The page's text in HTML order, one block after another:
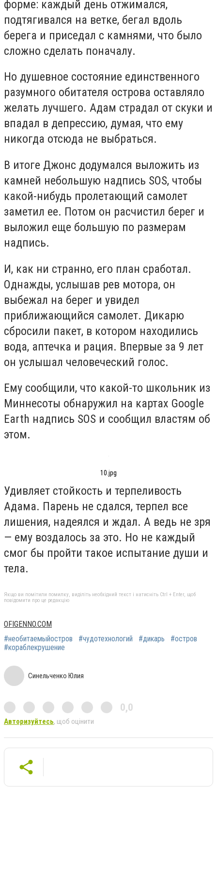
форме: каждый день отжимался,
подтягивался на ветке, бегал вдоль
берега и приседал с камнями, что было
сложно сделать поначалу.
Но душевное состояние единственного
разумного обитателя острова оставляло
желать лучшего. Адам страдал от скуки и
впадал в депрессию, думая, что ему
никогда отсюда не выбраться.
В итоге Джонс додумался выложить из
камней небольшую надпись SOS, чтобы
какой-нибудь пролетающий самолет
заметил ее. Потом он расчистил берег и
выложил еще большую по размерам
надпись.
И, как ни странно, его план сработал.
Однажды, услышав рев мотора, он
выбежал на берег и увидел
приближающийся самолет. Дикарю
сбросили пакет, в котором находились
вода, аптечка и рация. Впервые за 9 лет
он услышал человеческий голос.
Ему сообщили, что какой-то школьник из
Миннесоты обнаружил на картах Google
Earth надпись SOS и сообщил властям об
этом.
10.jpg
Удивляет стойкость и терпеливость
Адама. Парень не сдался, терпел все
лишения, надеялся и ждал. А ведь не зря
— ему воздалось за это. Но не каждый
смог бы пройти такое испытание души и
тела.
Якщо ви помітили помилку, виділіть необхідний текст і натисніть Ctrl + Enter, щоб
повідомити про це редакцію
OFIGENNO.COM
#необитаемыйостров
#чудотехнологий #дикарь
#остров
#кораблекрушение
Синельченко Юлия
0,0
Авторизуйтесь, щоб оцінити